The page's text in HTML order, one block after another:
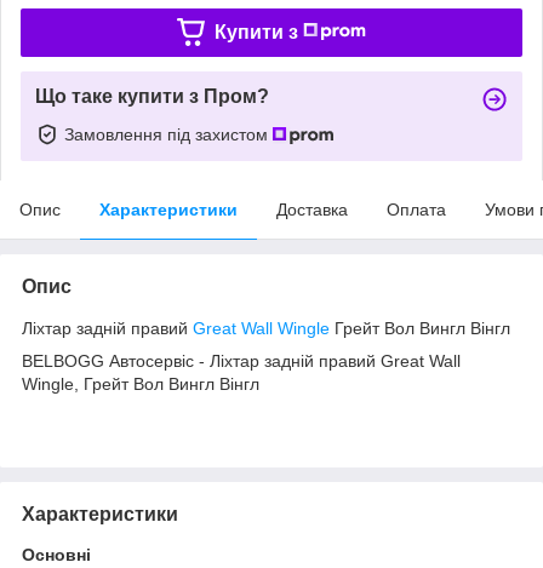
Купити з
Що таке купити з Пром?
Замовлення під захистом
Опис Характеристики Доставка Оплата Умови
Опис
Ліхтар задній правий Great Wall Wingle Грейт Вол Вингл Вінгл
BELBOGG Автосервіс - Ліхтар задній правий Great Wall
Wingle, Грейт Вол Вингл Вінгл
Характеристики
Основні